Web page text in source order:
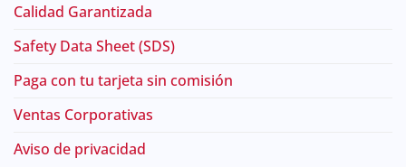
Calidad Garantizada
Safety Data Sheet (SDS)
Paga con tu tarjeta sin comisión
Ventas Corporativas
Aviso de privacidad